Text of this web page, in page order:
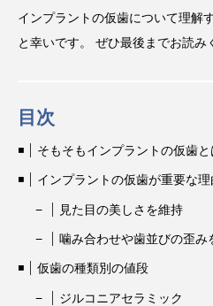
インプラントの仮歯について理解
と幸いです。 ぜひ最後までお読み
目次
そもそもインプラントの仮歯と
インプラントの仮歯が重要な理
見た目の美しさを維持
噛み合わせや歯並びの歪み
仮歯の種類別の値段
ジルコニアセラミック